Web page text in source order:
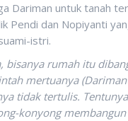
Dariman untuk tanah
Pendi dan Nopiyanti
istri.
bisanya rumah itu
mertuanya (Dariman
tidak tertulis.
konyong